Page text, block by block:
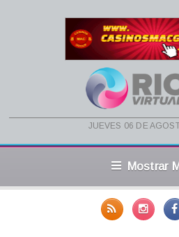
jueves 06 de
Mostrar